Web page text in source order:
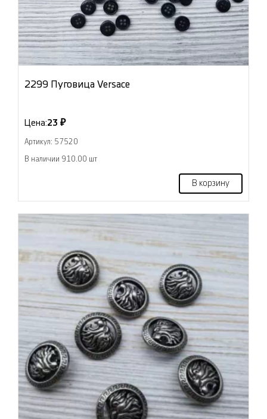
2299 Пуговица Versace
Цена:23 ₽
Артикул: 57520
В наличии 910.00 шт
В корзину